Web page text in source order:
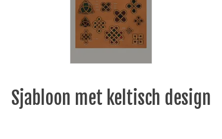
Sjabloon met keltisch design